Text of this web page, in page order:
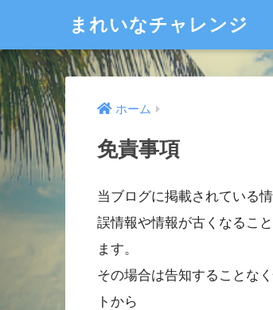
まれいなチャレンジ
ホーム
免責事項
当ブログに掲載されている
誤情報や情報が古くなるこ
ます。
その場合は告知することな
トから